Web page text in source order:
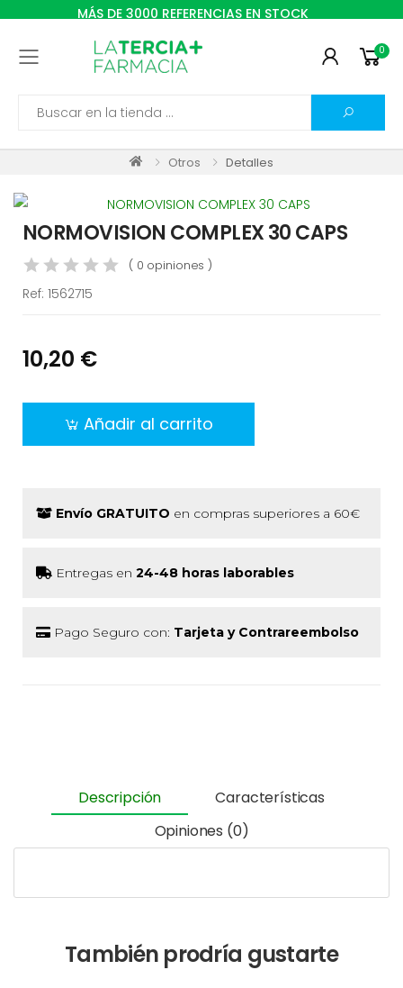
MÁS DE 3000 REFERENCIAS EN STOCK
Toggle mobile menu 0
Search
Otros Detalles
NORMOVISION COMPLEX 30 CAPS
( 0 opiniones )
Ref: 1562715
10,20 €
Añadir al carrito
Envío GRATUITO en compras superiores a 60€
Entregas en 24-48 horas laborables
Pago Seguro con: Tarjeta y Contrareembolso
Descripción
Características
Opiniones (0)
También prodría gustarte